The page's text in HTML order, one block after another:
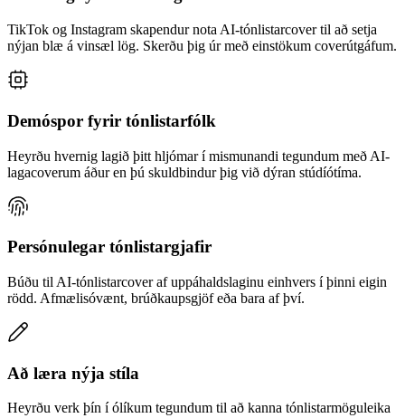
TikTok og Instagram skapendur nota AI-tónlistarcover til að setja
nýjan blæ á vinsæl lög. Skerðu þig úr með einstökum coverútgáfum.
Demóspor fyrir tónlistarfólk
Heyrðu hvernig lagið þitt hljómar í mismunandi tegundum með AI-
lagacoverum áður en þú skuldbindur þig við dýran stúdíótíma.
Persónulegar tónlistargjafir
Búðu til AI-tónlistarcover af uppáhaldslaginu einhvers í þinni eigin
rödd. Afmælisóvænt, brúðkaupsgjöf eða bara af því.
Að læra nýja stíla
Heyrðu verk þín í ólíkum tegundum til að kanna tónlistarmöguleika